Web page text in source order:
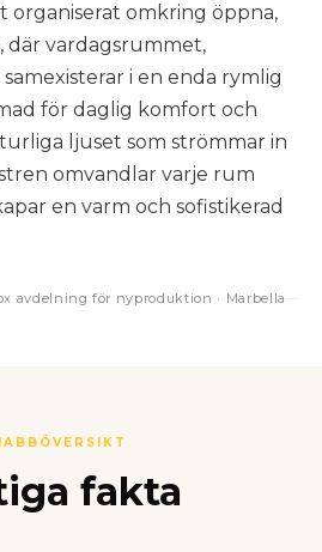
organiserat omkring öppna,
vardagsrummet,
i en enda rymlig
för daglig komfort och
ljuset som strömmar in
omvandlar varje rum
en varm och sofistikerad
avdelning för nyproduktion · Marbella
fakta